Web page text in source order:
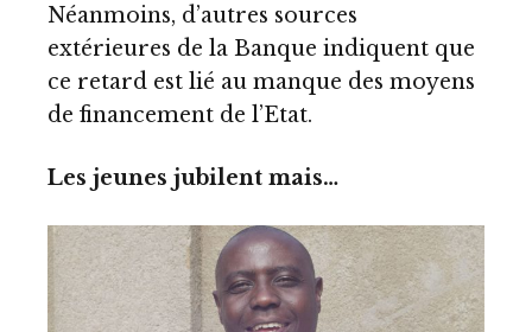
Néanmoins, d’autres sources
extérieures de la Banque indiquent que
ce retard est lié au manque des moyens
de financement de l’Etat.
Les jeunes jubilent mais…